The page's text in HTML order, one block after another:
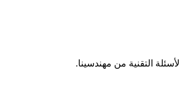
التقنية من مهندسينا.